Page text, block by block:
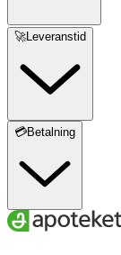
🚀Leveranstid
💳Betalning